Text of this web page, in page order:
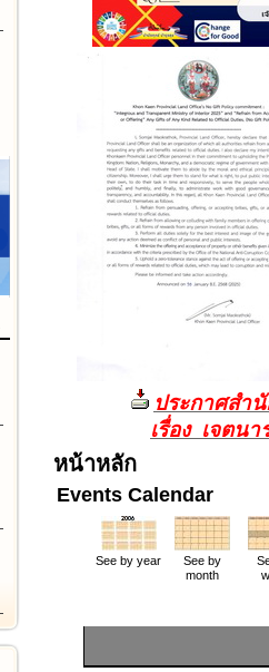
ประกาศสำ
เรื่อง เจตน
หน้าหลัก
Events Calendar
See by year
See by
month